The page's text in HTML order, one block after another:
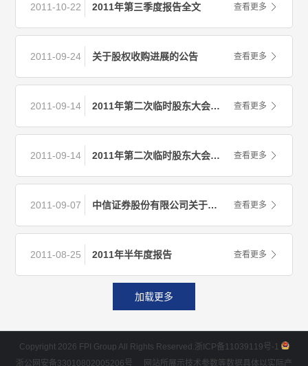
2011-10-22 2011年第三季度报告全文 查看更多
2011-09-24 关于股权收购进展的公告 查看更多
2011-09-14 2011年第二次临时股东大会决议公告 查看更多
2011-09-14 2011年第二次临时股东大会的法律意见书 查看更多
2011-09-07 中信证券股份有限公司关于公司2011年半年度持续督导跟踪报告 查看更多
2011-08-25 2011年半年度报告 查看更多
加载更多
Copyright 2026 FPI Group All Rights Reserved. 浙ICP备11039119号-1
浙公网安备33010802005206号
网站所展示技术参数等数据具体以实际产